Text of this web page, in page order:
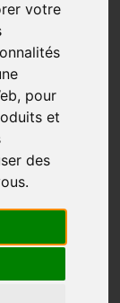
votre
, pour
et
des
.
de mon
ne pas
Yahn-
de chez
se rendre